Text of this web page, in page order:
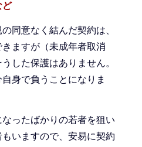
ど
同意なく結んだ契約は、
ますが（未成年者取消
した保護はありません。
身で負うことになりま
ったばかりの若者を狙い
いますので、安易に契約